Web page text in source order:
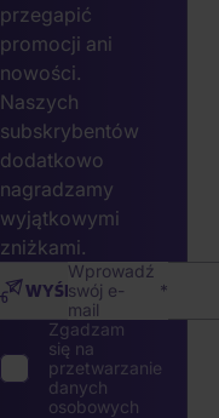
przegapić
promocji ani
nowości.
Naszych
subskrybentów
dodatkowo
nagradzamy
wyjątkowymi
zniżkami.
Wprowadź
swój e-
mail
WYŚLIJ
Zgadzam
się na
przetwarzanie
danych
osobowych